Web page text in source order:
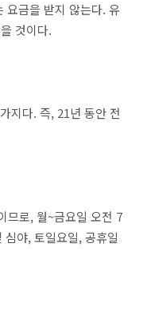
요금을 받지 않는다. 유
것이다.
지다. 즉, 21년 동안 전
므로, 월~금요일 오전 7
야, 토일요일, 공휴일